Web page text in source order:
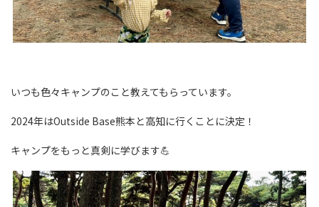
いつも色々キャンプのこと教えてもらっています。
2024年はOutside Base熊本と高知に行くことに決定！
キャンプをもっと真剣に学びます💪